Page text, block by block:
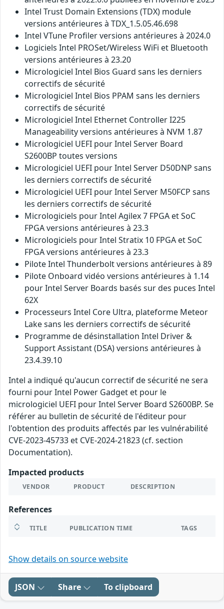
Intel Trust Domain Extensions (TDX) module
versions antérieures à TDX_1.5.05.46.698
Intel VTune Profiler versions antérieures à 2024.0
Logiciels Intel PROSet/Wireless WiFi et Bluetooth
versions antérieures à 23.20
Micrologiciel Intel Bios Guard sans les derniers
correctifs de sécurité
Micrologiciel Intel Bios PPAM sans les derniers
correctifs de sécurité
Micrologiciel Intel Ethernet Controller I225
Manageability versions antérieures à NVM 1.87
Micrologiciel UEFI pour Intel Server Board
S2600BP toutes versions
Micrologiciel UEFI pour Intel Server D50DNP sans
les derniers correctifs de sécurité
Micrologiciel UEFI pour Intel Server M50FCP sans
les derniers correctifs de sécurité
Micrologiciels pour Intel Agilex 7 FPGA et SoC
FPGA versions antérieures à 23.3
Micrologiciels pour Intel Stratix 10 FPGA et SoC
FPGA versions antérieures à 23.3
Pilote Intel Thunderbolt versions antérieures à 89
Pilote Onboard vidéo versions antérieures à 1.14
pour Intel Server Boards basés sur des puces Intel
62X
Processeurs Intel Core Ultra, plateforme Meteor
Lake sans les derniers correctifs de sécurité
Programme de désinstallation Intel Driver &
Support Assistant (DSA) versions antérieures à
23.4.39.10
Intel a indiqué qu'aucun correctif de sécurité ne sera
fourni pour Intel Power Gadget et pour le
micrologiciel UEFI pour Intel Server Board S2600BP. Se
référer au bulletin de sécurité de l'éditeur pour
l'obtention des produits affectés par les vulnérabilité
CVE-2023-45733 et CVE-2024-21823 (cf. section
Documentation).
Impacted products
VENDOR PRODUCT DESCRIPTION
References
TITLE PUBLICATION TIME TAGS
Show details on source website
JSON Share To clipboard